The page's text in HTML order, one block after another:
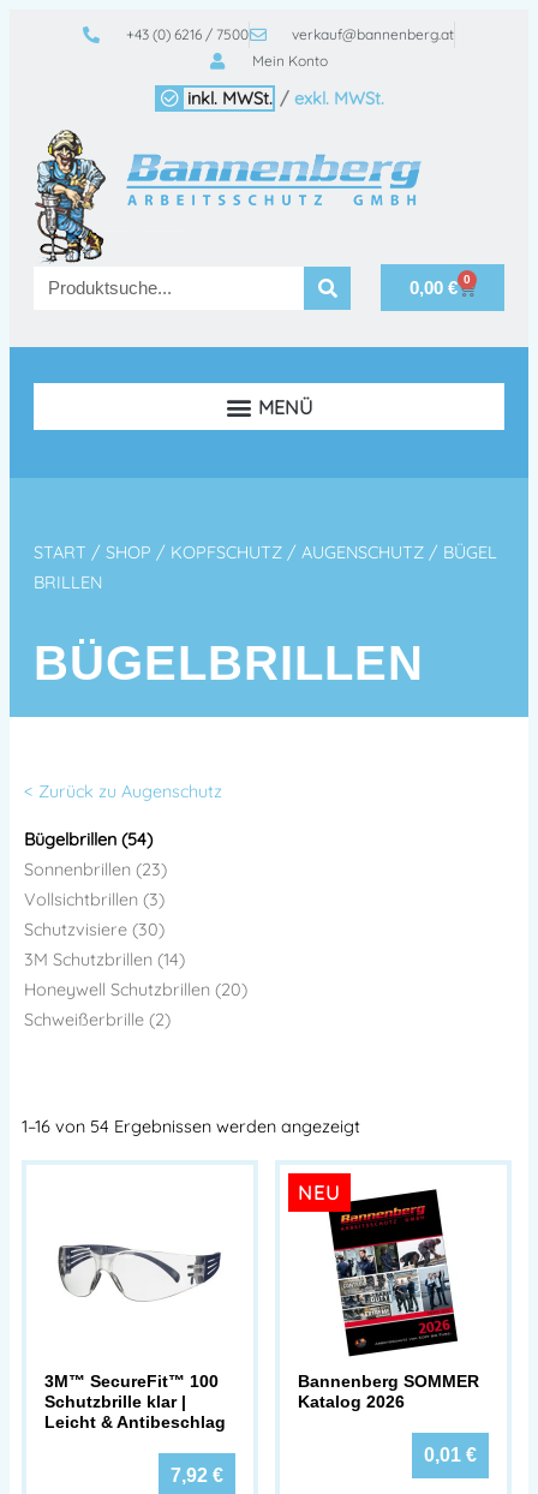
+43 (0) 6216 / 7500
verkauf@bannenberg.at
Mein Konto
inkl. MWSt. / exkl. MWSt.
0,00 € 0
START / SHOP / KOPFSCHUTZ / AUGENSCHUTZ / BÜGEL
BRILLEN
BÜGELBRILLEN
< Zurück zu Augenschutz
Bügelbrillen (54)
Sonnenbrillen (23)
Vollsichtbrillen (3)
Schutzvisiere (30)
3M Schutzbrillen (14)
Honeywell Schutzbrillen (20)
Schweißerbrille (2)
1–16 von 54 Ergebnissen werden angezeigt
3M™ SecureFit™ 100
Schutzbrille klar |
Leicht & Antibeschlag
7,92 €
NEU
Bannenberg SOMMER
Katalog 2026
0,01 €